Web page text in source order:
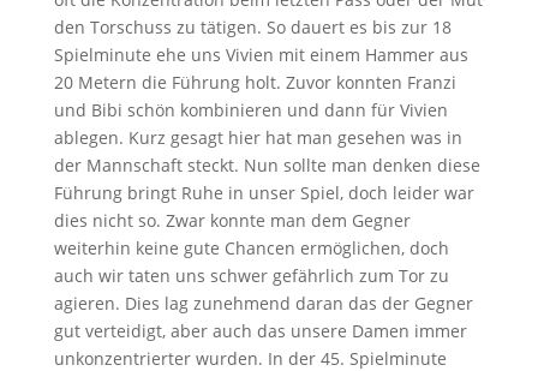
den Torschuss zu tätigen. So dauert es bis zur 18
Spielminute ehe uns Vivien mit einem Hammer aus
20 Metern die Führung holt. Zuvor konnten Franzi
und Bibi schön kombinieren und dann für Vivien
ablegen. Kurz gesagt hier hat man gesehen was in
der Mannschaft steckt. Nun sollte man denken diese
Führung bringt Ruhe in unser Spiel, doch leider war
dies nicht so. Zwar konnte man dem Gegner
weiterhin keine gute Chancen ermöglichen, doch
auch wir taten uns schwer gefährlich zum Tor zu
agieren. Dies lag zunehmend daran das der Gegner
gut verteidigt, aber auch das unsere Damen immer
unkonzentrierter wurden. In der 45. Spielminute